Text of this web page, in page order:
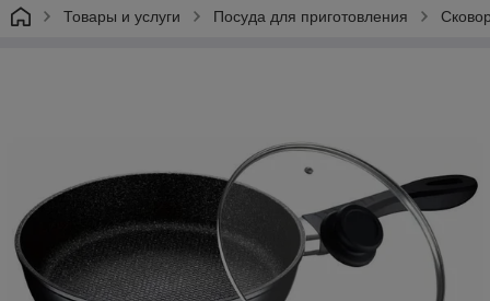
Товары и услуги Посуда для приготовления